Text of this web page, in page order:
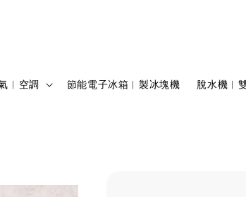
︱空調 節能電子冰箱︱製冰塊機 脫水機︱